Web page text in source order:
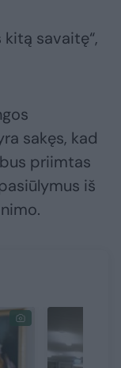
savaitę“,
sakęs, kad
priimtas
iš